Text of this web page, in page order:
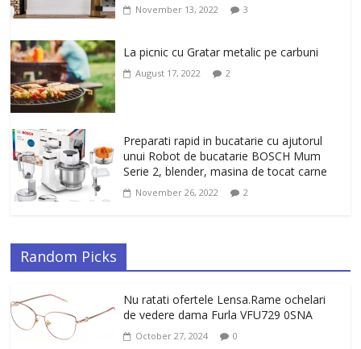
February 6, 2026 0
November 13, 2022 3
La picnic cu Gratar metalic pe carbuni
August 17, 2022 2
Preparati rapid in bucatarie cu ajutorul
unui Robot de bucatarie BOSCH Mum
Serie 2, blender, masina de tocat carne
November 26, 2022 2
Random Picks
Nu ratati ofertele Lensa.Rame ochelari
de vedere dama Furla VFU729 0SNA
October 27, 2024 0